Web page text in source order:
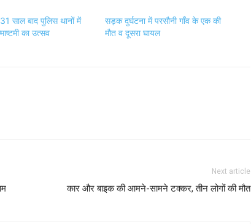
साल बाद पुलिस थानों में
का उत्सव
सड़क दुर्घटना में परसौनी गाँव के एक की
मौत व दूसरा घायल
Next article
कार और बाइक की आमने-सामने टक्कर, तीन लोगों की मौत